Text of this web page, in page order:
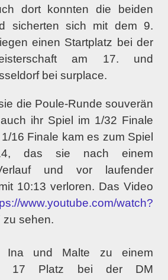
dort konnten die beiden
sicherten sich mit dem 9.
einen Startplatz bei der
am 17. und
bei surplace.
die Poule-Runde souverän
ihr Spiel im 1/32 Finale
16 Finale kam es zum Spiel
das sie nach einem
und vor laufender
10:13 verloren. Das Video
www.youtube.com/watch?
zu sehen.
Ina und Malte zu einem
17 Platz bei der DM